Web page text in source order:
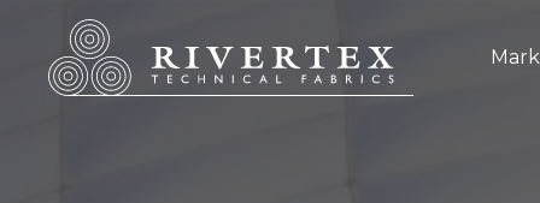
Rivertex Technical Fabrics Group